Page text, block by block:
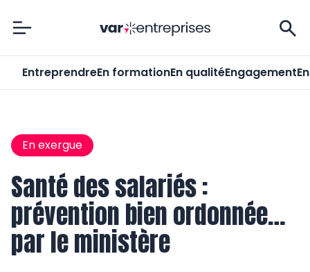
Var-Entreprises
EntreprendreEn formationEn qualitéEngagement
En exergue
Santé des salariés :
prévention bien ordonnée…
par le ministère